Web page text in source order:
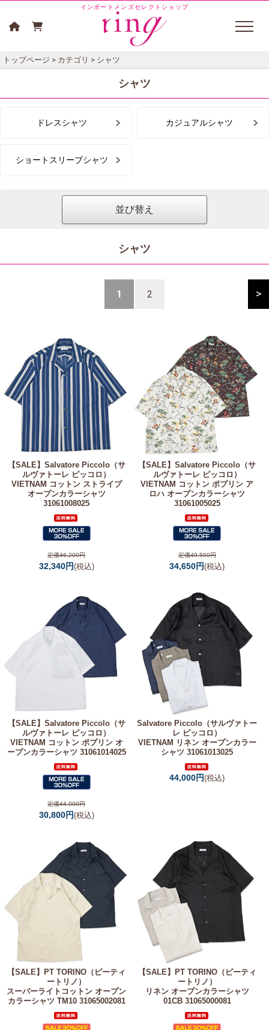
インポートメンズセレクトショップ
トップページ > カテゴリ > シャツ
シャツ
ドレスシャツ カジュアルシャツ
ショートスリーブシャツ
並び替え
シャツ
>
1 2
【SALE】 Salvatore Piccolo（サ
ルヴァトーレ ピッコロ）
VIETNAM コットン ストライプ
オープンカラーシャツ
31061008025
定価46,200円
32,340円(税込)
【SALE】Salvatore Piccolo（サ
ルヴァトーレ ピッコロ）
VIETNAM コットン ポプリン ア
ロハ オープンカラーシャツ
31061005025
定価49,500円
34,650円(税込)
【SALE】 Salvatore Piccolo（サ
ルヴァトーレ ピッコロ）
VIETNAM コットン ポプリン オ
ープンカラーシャツ 31061014025
定価44,000円
30,800円(税込)
Salvatore Piccolo（サルヴァトー
レ ピッコロ）
VIETNAM リネン オープンカラー
シャツ 31061013025
44,000円(税込)
【SALE】PT TORINO（ピーティ
ートリノ）
スーパーライトコットン オープン
カラーシャツ TM10 31065002081
【SALE】 PT TORINO（ピーティ
ートリノ）
リネン オープンカラーシャツ
01CB 31065000081